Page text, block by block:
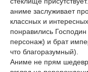
аниме заслуживает
классных и
понравились
персонаж) и брат
что благоразумный).
Аниме не прям